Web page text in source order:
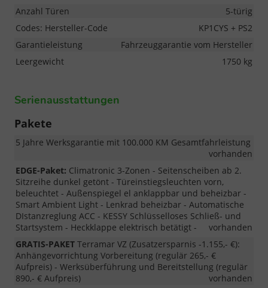
Anzahl Türen
5-türig
Codes: Hersteller-Code
KP1CYS + PS2
Garantieleistung
Fahrzeuggarantie vom Hersteller
Leergewicht
1750 kg
Serienausstattungen
Pakete
5 Jahre Werksgarantie mit 100.000 KM Gesamtfahrleistung
vorhanden
EDGE-Paket: Climatronic 3-Zonen - Seitenscheiben ab 2.
Sitzreihe dunkel getönt - Türeinstiegsleuchten vorn,
beleuchtet - Außenspiegel el anklappbar und beheizbar -
Smart Ambient Light - Lenkrad beheizbar - Automatische
DIstanzreglung ACC - KESSY Schlüsselloses Schließ- und
Startsystem - Heckklappe elektrisch betätigt -
vorhanden
GRATIS-PAKET Terramar VZ (Zusatzersparnis -1.155,- €):
Anhängevorrichtung Vorbereitung (regulär 265,- €
Aufpreis) - Werksüberführung und Bereitstellung (regulär
890,- € Aufpreis)
vorhanden